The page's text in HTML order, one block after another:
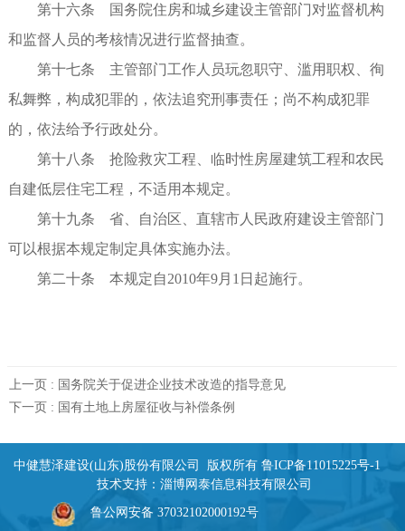
第十六条 国务院住房和城乡建设主管部门对监督机构
和监督人员的考核情况进行监督抽查。
第十七条 主管部门工作人员玩忽职守、滥用职权、徇
私舞弊，构成犯罪的，依法追究刑事责任；尚不构成犯罪
的，依法给予行政处分。
第十八条 抢险救灾工程、临时性房屋建筑工程和农民
自建低层住宅工程，不适用本规定。
第十九条 省、自治区、直辖市人民政府建设主管部门
可以根据本规定制定具体实施办法。
第二十条 本规定自2010年9月1日起施行。
上一页 : 国务院关于促进企业技术改造的指导意见
下一页 : 国有土地上房屋征收与补偿条例
中健慧泽建设(山东)股份有限公司 版权所有 鲁ICP备11015225号-1
技术支持： 淄博网泰信息科技有限公司
鲁公网安备 37032102000192号